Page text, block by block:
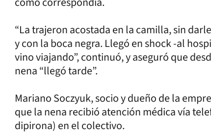
“La trajeron acostada en la camilla, sin
y con la boca negra. Llegó en shock -al
vino viajando”, continuó, y aseguró que
nena “llegó tarde”.
Mariano Soczyuk, socio y dueño de la
que la nena recibió atención médica vía
dipirona) en el colectivo.